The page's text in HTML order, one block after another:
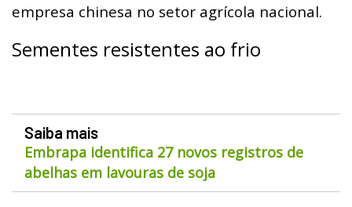
empresa chinesa no setor agrícola nacional.
Sementes resistentes ao frio
Saiba mais
Embrapa identifica 27 novos registros de
abelhas em lavouras de soja